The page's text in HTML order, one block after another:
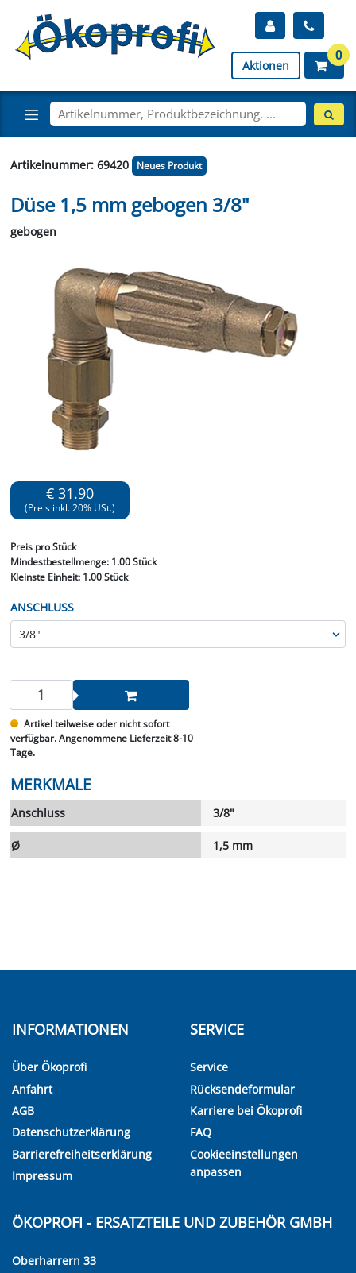
Aktionen
0
Artikelnummer: 69420 Neues Produkt
Düse 1,5 mm gebogen 3/8"
gebogen
€ 31.90
(Preis inkl. 20% USt.)
Preis pro Stück
Mindestbestellmenge: 1.00 Stück
Kleinste Einheit:1.00 Stück
ANSCHLUSS
Artikel teilweise oder nicht sofort
verfügbar. Angenommene Lieferzeit 8-10
Tage.
MERKMALE
Anschluss 3/8"
Ø 1,5 mm
INFORMATIONEN
Über Ökoprofi
Anfahrt
AGB
Datenschutzerklärung
Barrierefreiheitserklärung
Impressum
SERVICE
Service
Rücksendeformular
Karriere bei Ökoprofi
FAQ
Cookieeinstellungen
anpassen
ÖKOPROFI - ERSATZTEILE UND ZUBEHÖR GMBH
Oberharrern 33